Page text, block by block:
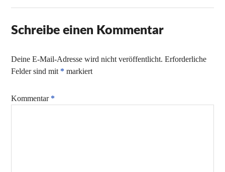
Schreibe einen Kommentar
Deine E-Mail-Adresse wird nicht veröffentlicht. Erforderliche
Felder sind mit * markiert
Kommentar *